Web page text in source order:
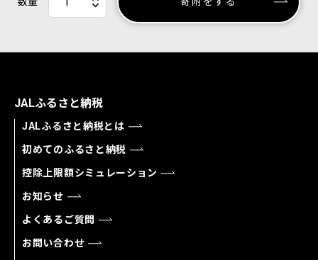
JALふるさと納税
JALふるさと納税とは
初めてのふるさと納税
控除上限額シミュレーション
お知らせ
よくあるご質問
お問い合わせ